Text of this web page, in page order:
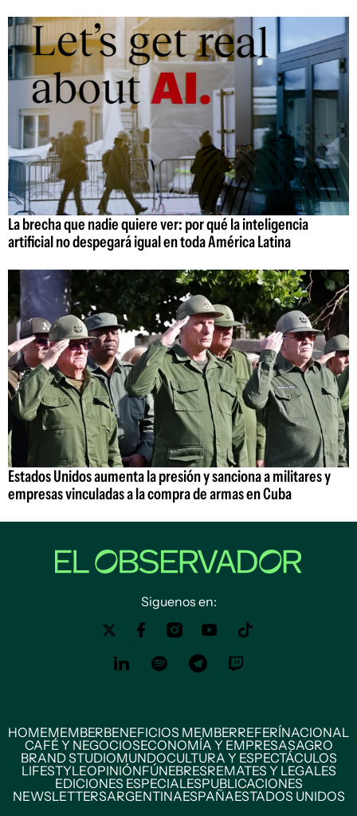
La brecha que nadie quiere ver: por qué la inteligencia
artificial no despegará igual en toda América Latina
Estados Unidos aumenta la presión y sanciona a militares y
empresas vinculadas a la compra de armas en Cuba
Siguenos en:
HOMEMEMBERBENEFICIOS MEMBERREFERÍNACIONAL
CAFÉ Y NEGOCIOSECONOMÍA Y EMPRESASAGRO
BRAND STUDIOMUNDOCULTURA Y ESPECTÁCULOS
LIFESTYLEOPINIÓNFÚNEBRESREMATES Y LEGALES
EDICIONES ESPECIALESPUBLICACIONES
NEWSLETTERSARGENTINAESPAÑAESTADOS UNIDOS